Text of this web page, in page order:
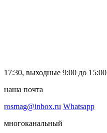
17:30, выходные 9:00 до 15:00
наша почта
rosmag@inbox.ru Whatsapp
многоканальный